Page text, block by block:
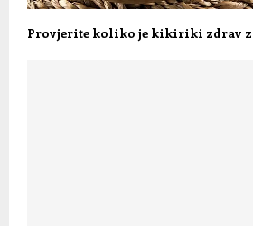
Provjerite koliko je kikiriki zdrav